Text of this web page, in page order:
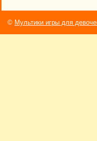
© Мультики игры для